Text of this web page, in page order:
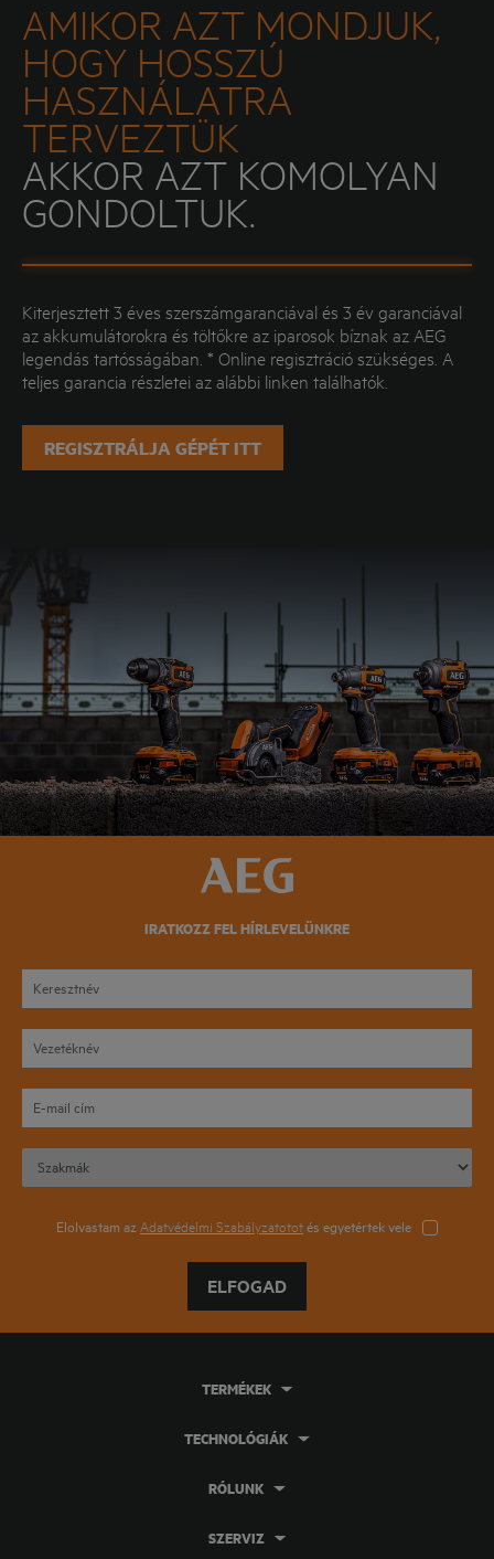
AMIKOR AZT MONDJUK,
HOGY HOSSZÚ
HASZNÁLATRA
TERVEZTÜK
AKKOR AZT KOMOLYAN
GONDOLTUK.
Kiterjesztett 3 éves szerszámgaranciával és 3 év garanciával
az akkumulátorokra és töltőkre az iparosok bíznak az AEG
legendás tartósságában. * Online regisztráció szükséges. A
teljes garancia részletei az alábbi linken találhatók.
REGISZTRÁLJA GÉPÉT ITT
IRATKOZZ FEL HÍRLEVELÜNKRE
Elolvastam azAdatvédelmi Szabályzatototés egyetértek vele
ELFOGAD
TERMÉKEK
TECHNOLÓGIÁK
RÓLUNK
SZERVIZ